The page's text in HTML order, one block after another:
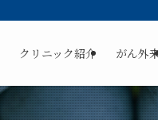
クリニック紹介 がん外